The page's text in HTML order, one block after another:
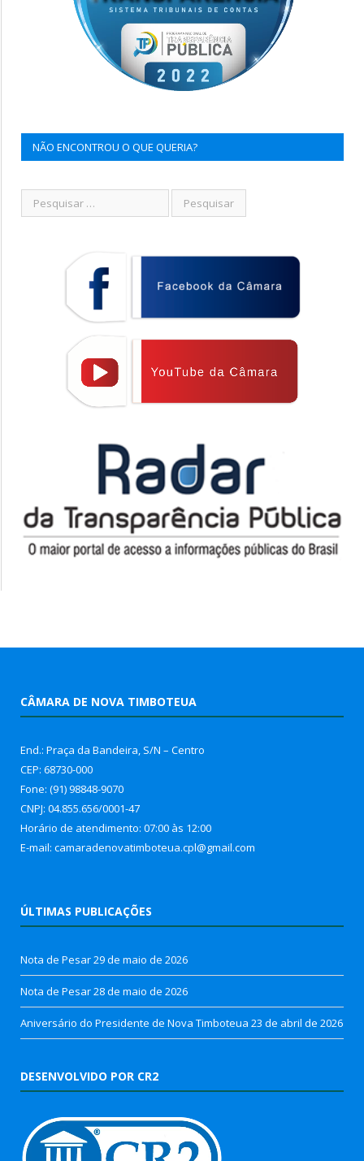
NÃO ENCONTROU O QUE QUERIA?
CÂMARA DE NOVA TIMBOTEUA
End.: Praça da Bandeira, S/N – Centro
CEP: 68730-000
Fone: (91) 98848-9070
CNPJ: 04.855.656/0001-47
Horário de atendimento: 07:00 às 12:00
E-mail: camaradenovatimboteua.cpl@gmail.com
ÚLTIMAS PUBLICAÇÕES
Nota de Pesar29 de maio de 2026
Nota de Pesar28 de maio de 2026
Aniversário do Presidente de Nova Timboteua 23 de abril de 2026
DESENVOLVIDO POR CR2